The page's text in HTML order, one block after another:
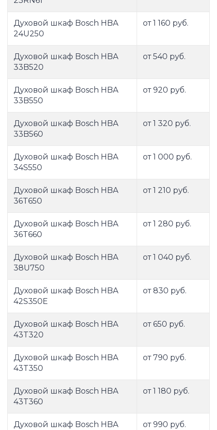
Духовой шкаф Bosch HBA
24U250
от 1 160 руб.
Духовой шкаф Bosch HBA
33B520
от 540 руб.
Духовой шкаф Bosch HBA
33B550
от 920 руб.
Духовой шкаф Bosch HBA
33B560
от 1 320 руб.
Духовой шкаф Bosch HBA
34S550
от 1 000 руб.
Духовой шкаф Bosch HBA
36T650
от 1 210 руб.
Духовой шкаф Bosch HBA
36T660
от 1 280 руб.
Духовой шкаф Bosch HBA
38U750
от 1 040 руб.
Духовой шкаф Bosch HBA
42S350E
от 830 руб.
Духовой шкаф Bosch HBA
43T320
от 650 руб.
Духовой шкаф Bosch HBA
43T350
от 790 руб.
Духовой шкаф Bosch HBA
43T360
от 1 180 руб.
Духовой шкаф Bosch HBA
от 990 руб.